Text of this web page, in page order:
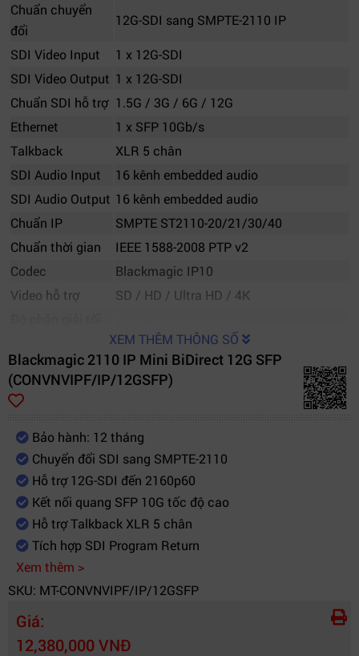
Chuẩn chuyển
đổi
12G-SDI sang SMPTE-2110 IP
SDI Video Input
1 x 12G-SDI
SDI Video Output 1 x 12G-SDI
Chuẩn SDI hỗ trợ 1.5G / 3G / 6G / 12G
Ethernet
1 x SFP 10Gb/s
Talkback
XLR 5 chân
SDI Audio Input
16 kênh embedded audio
SDI Audio Output 16 kênh embedded audio
Chuẩn IP
SMPTE ST2110-20/21/30/40
Chuẩn thời gian
IEEE 1588-2008 PTP v2
Codec
Blackmagic IP10
Video hỗ trợ
SD / HD / Ultra HD / 4K
2160p60 / 4K DCI 60p
Hỗ trợ tally
Có
Reclocking
Có
USB
Nguồn điện
DC 12V
Điện năng tiêu
thụ
Hệ điều hành
Windows / macOS
Kiểu thiết kế
Mini converter
Kết nối quang
Hỗ trợ module SFP quang
XEM THÊM THÔNG SỐ
Blackmagic 2110 IP Mini BiDirect 12G SFP
(CONVNVIPF/IP/12GSFP)
Bảo hành: 12 tháng
Chuyển đổi SDI sang SMPTE-2110
Hỗ trợ 12G-SDI đến 2160p60
Kết nối quang SFP 10G tốc độ cao
Hỗ trợ Talkback XLR 5 chân
Tích hợp SDI Program Return
Xem thêm >
SKU: MT-CONVNVIPF/IP/12GSFP
Giá:
12,380,000 VNĐ